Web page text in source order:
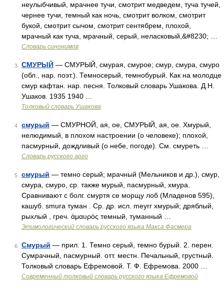
неулыбчивый, мрачнее тучи, смотрит медведем, туча тучей,
чернее тучи, темный как ночь, смотрит волком, смотрит
букой, смотрит сычом, смотрит сентябрем, плохой,
мрачный как туча, мрачный, серый, неласковый,&#8230; …
Словарь синонимов
3 СМУРЫЙ — СМУРЫЙ, смурая, смурое; смур, смура, смуро
(обл., нар. поэт.). Темносерый, темнобурый. Как на молодце
смур кафтан. нар. песня. Толковый словарь Ушакова. Д.Н.
Ушаков. 1935 1940 …
Толковый словарь Ушакова
4 смурый — СМУРНОЙ, ая, ое, СМУРЫЙ, ая, ое. Хмурый,
нелюдимый, в плохом настроении (о человеке); плохой,
пасмурный, дождливый (о небе, погоде). См. смуреть …
Словарь русского арго
5 смурый — темно серый; мрачный (Мельников и др.), смур,
смура, смуро, ср. также мурый, пасмурный, хмура.
Сравнивают с болг. смуртя се морщу лоб (Младенов 595),
кашуб. smurа туман . Ср. др. исл. mеуrr хмурый; дряблый,
рыхлый , греч. ἀμαυρός темный, туманный …
Этимологический словарь русского языка Макса Фасмера
6 Смурый — прил. 1. Темно серый, темно бурый. 2. перен.
Сумрачный, пасмурный. отт. местн. Печальный, грустный.
Толковый словарь Ефремовой. Т. Ф. Ефремова. 2000 …
Современный толковый словарь русского языка Ефремовой